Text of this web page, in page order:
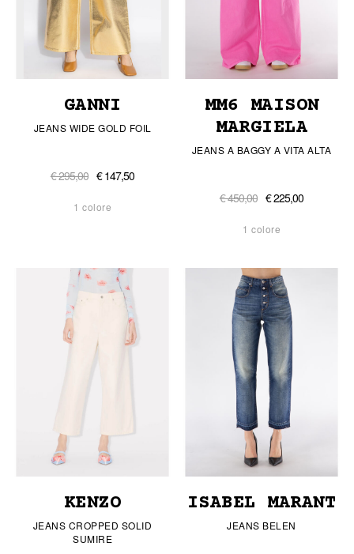
GANNI
JEANS WIDE GOLD FOIL
€ 295,00 € 147,50
1 colore
MM6 MAISON
MARGIELA
JEANS A BAGGY A VITA ALTA
€ 450,00 € 225,00
1 colore
KENZO
JEANS CROPPED SOLID
SUMIRE
ISABEL MARANT
JEANS BELEN